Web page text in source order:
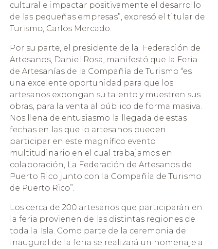
cultural e impactar positivamente el desarrollo
de las pequeñas empresas”, expresó el titular de
Turismo, Carlos Mercado.
Por su parte, el presidente de la Federación de
Artesanos, Daniel Rosa, manifestó que la Feria
de Artesanías de la Compañía de Turismo “es
una excelente oportunidad para que los
artesanos expongan su talento y muestren sus
obras, para la venta al público de forma masiva.
Nos llena de entusiasmo la llegada de estas
fechas en las que lo artesanos pueden
participar en este magnífico evento
multitudinario en el cual trabajamos en
colaboración, La Federación de Artesanos de
Puerto Rico junto con la Compañía de Turismo
de Puerto Rico”.
Los cerca de 200 artesanos que participarán en
la feria provienen de las distintas regiones de
toda la Isla. Como parte de la ceremonia de
inaugural de la feria se realizará un homenaje a